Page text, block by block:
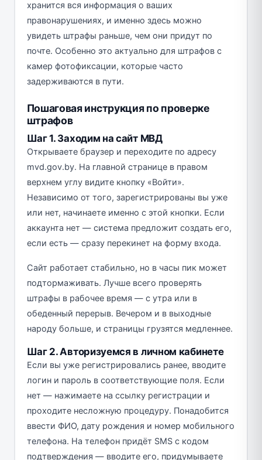
хранится вся информация о ваших
правонарушениях, и именно здесь можно
увидеть штрафы раньше, чем они придут по
почте. Особенно это актуально для штрафов с
камер фотофиксации, которые часто
задерживаются в пути.
Пошаговая инструкция по проверке
штрафов
Шаг 1. Заходим на сайт МВД
Открываете браузер и переходите по адресу
mvd.gov.by. На главной странице в правом
верхнем углу видите кнопку «Войти».
Независимо от того, зарегистрированы вы уже
или нет, начинаете именно с этой кнопки. Если
аккаунта нет — система предложит создать его,
если есть — сразу перекинет на форму входа.
Сайт работает стабильно, но в часы пик может
подтормаживать. Лучше всего проверять
штрафы в рабочее время — с утра или в
обеденный перерыв. Вечером и в выходные
народу больше, и страницы грузятся медленнее.
Шаг 2. Авторизуемся в личном кабинете
Если вы уже регистрировались ранее, вводите
логин и пароль в соответствующие поля. Если
нет — нажимаете на ссылку регистрации и
проходите несложную процедуру. Понадобится
ввести ФИО, дату рождения и номер мобильного
телефона. На телефон придёт SMS с кодом
подтверждения — вводите его, придумываете